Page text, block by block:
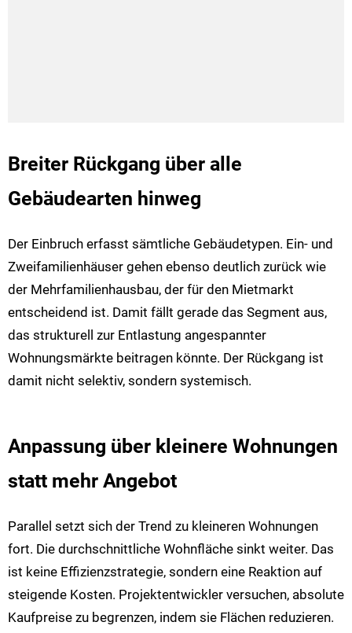
Breiter Rückgang über alle
Gebäudearten hinweg
Der Einbruch erfasst sämtliche Gebäudetypen. Ein- und
Zweifamilienhäuser gehen ebenso deutlich zurück wie
der Mehrfamilienhausbau, der für den Mietmarkt
entscheidend ist. Damit fällt gerade das Segment aus,
das strukturell zur Entlastung angespannter
Wohnungsmärkte beitragen könnte. Der Rückgang ist
damit nicht selektiv, sondern systemisch.
Anpassung über kleinere Wohnungen
statt mehr Angebot
Parallel setzt sich der Trend zu kleineren Wohnungen
fort. Die durchschnittliche Wohnfläche sinkt weiter. Das
ist keine Effizienzstrategie, sondern eine Reaktion auf
steigende Kosten. Projektentwickler versuchen, absolute
Kaufpreise zu begrenzen, indem sie Flächen reduzieren.